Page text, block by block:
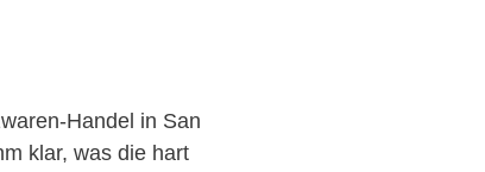
Handel in San
klar, was die hart